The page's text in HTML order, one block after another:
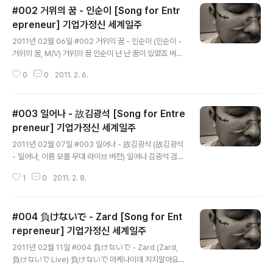
할수가 있어 그게 바로 너야~ 굴하지 않는 보석같은 마음
있으니 어려워마 두려워마 아무것도 아니야 천천히 눈을
감고 다시 생각해 보는거야 세상이 너를 무릎 꿇게하여도
당당히 니 꿈을 펼쳐 보여줘 너라면 할수 있을꺼야 할수가
있어 그게 바로 너야 굴하지 않는 보석같은 마음이 있으니
할수 있을꺼야 할수가 있어 그게 바로 너야 굴하지 않는 보
#002 거위의 꿈 - 인순이 [Song for Entr
epreneur] 기업가정신 세계일주
2011년 02월 06일 #002 거위의 꿈 - 인순이 (인순이 -
거위의 꿈, M/V) 거위의 꿈 인순이 난 난 꿈이 있었죠 버려
던 꿈 혹 때론 누군가가 뜻 모를 비웃음 내등뒤에 흘릴 때도
돌이킬 수 없는 현실이라고 그래요 난 난 꿈이 있어요 그 꿈
을 믿어요 나를 지켜봐요 저 차갑게 서 있는 운명이란 벽 앞
에 당당히 마주칠 수 있어요 언젠가 나 그 벽을 넘고서 저
하늘을 높이 날을 수 있어요 이 무거운 세상도 나를 묶을수
없죠 내 삶의 끝에서 나 웃을 그날을 함께해요 늘 걱정하듯
말하죠 헛된 꿈은 독이라고 세상은 끝이 정해진 책처럼 이..
0 0 2011. 2. 6.
#003 일어나 - 故김광석 [Song for Entre
preneur] 기업가정신 세계일주
2011년 02월 07일 #003 일어나 - 故김광석 (故김광석
- 일어나, 이름 모를 무대 라이브 버전) 일어나 김광석 검은
나 어디에 있을까? 둘러봐도 소용없었지 인생이란 강물 위
는거야 일어나 일어나 봄의 새싹들처럼 끝이없는 날들 속
에 나와 너는 지쳐가고 또 다른 행동으로 또 다른 말들로 스
스로를 안심시키지 인정함이 많을수록 새로움은 점점 더
멀어지고 그저 왔다갔다 시계추와 같이 매일매일 흔들리겠
지 일어나 일어나 다시 한번해보는거야 일어나 일어나 봄
1 0 2011. 2. 8.
#004 負けないで - Zard [Song for Ent
repreneur] 기업가정신 세계일주
2011년 02월 11일 #004 負けないで - Zard (Zard,
負けないで Live) 負けないで 마케나이데 지지말아요 Z